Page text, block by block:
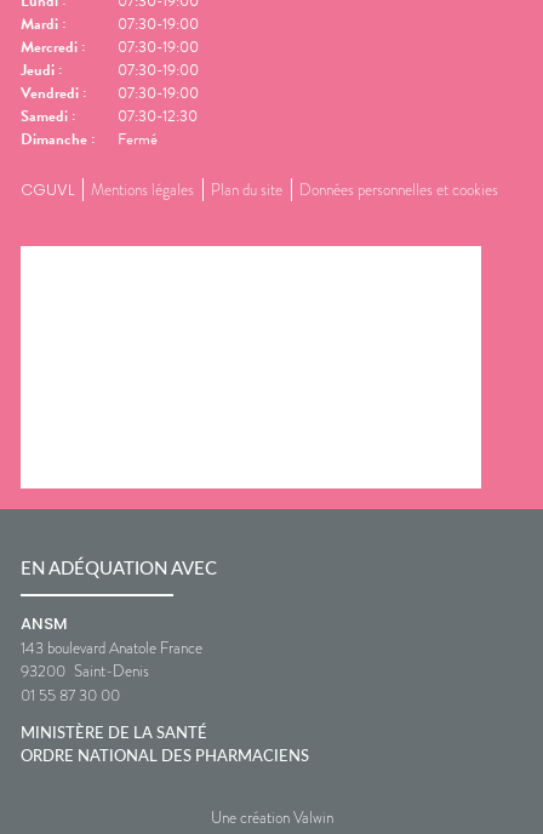
Mardi :
07:30-19:00
Mercredi :
07:30-19:00
Jeudi :
07:30-19:00
Vendredi :
07:30-19:00
Samedi :
07:30-12:30
Dimanche : Fermé
CGUVL Mentions légales Plan du site Données personnelles et cookies
EN ADÉQUATION AVEC
ANSM
143 boulevard Anatole France
93200 Saint-Denis
01 55 87 30 00
MINISTÈRE DE LA SANTÉ
ORDRE NATIONAL DES PHARMACIENS
Une création Valwin